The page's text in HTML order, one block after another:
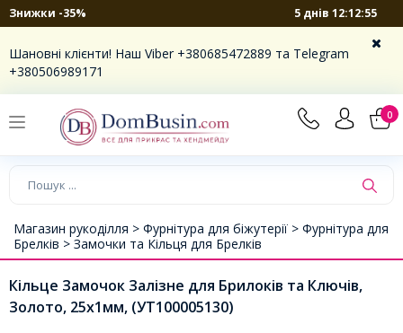
Знижки -35% 5 днів 12:12:55
Шановні клієнти! Наш Viber +380685472889 та Telegram
+380506989171
0
Магазин рукоділля > Фурнітура для біжутерії > Фурнітура для
Брелків > Замочки та Кільця для Брелків
Кільце Замочок Залізне для Брилоків та Ключів,
Золото, 25х1мм, (УТ100005130)